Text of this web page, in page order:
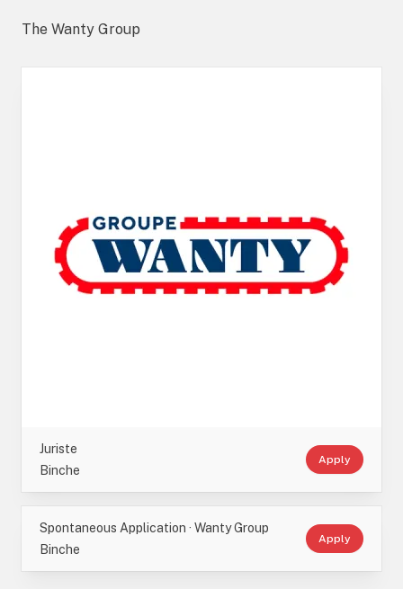
The Wanty Group
Juriste
Binche
Apply
Spontaneous Application · Wanty Group
Binche
Apply